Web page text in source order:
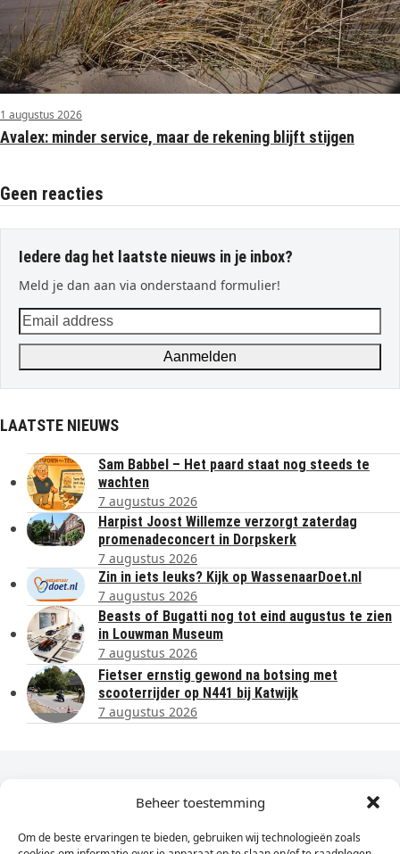
Beheer toestemming
Om de beste ervaringen te bieden, gebruiken wij technologieën zoals
1 augustus 2026
Avalex: minder service, maar de rekening blijft stijgen
Geen reacties
Iedere dag het laatste nieuws in je inbox?
Meld je dan aan via onderstaand formulier!
Email
address
Aanmelden
LAATSTE NIEUWS
Sam Babbel – Het paard staat nog steeds te
wachten
7 augustus 2026
Harpist Joost Willemze verzorgt zaterdag
promenadeconcert in Dorpskerk
7 augustus 2026
Zin in iets leuks? Kijk op WassenaarDoet.nl
7 augustus 2026
Beasts of Bugatti nog tot eind augustus te zien
in Louwman Museum
7 augustus 2026
Fietser ernstig gewond na botsing met
scooterrijder op N441 bij Katwijk
7 augustus 2026
Dagelijks het laatste nieuws in je e-mail?
Vul